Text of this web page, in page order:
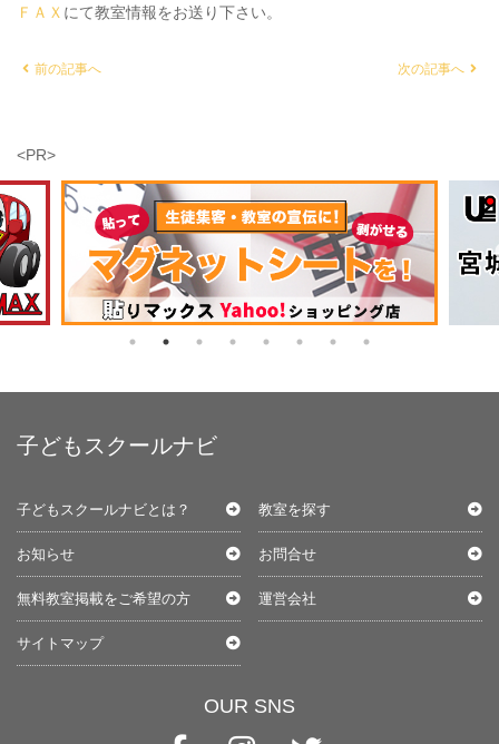
ＦＡＸ にて教室情報をお送り下さい。
前の記事へ 次の記事へ
<PR>
子どもスクールナビ
子どもスクールナビとは？ 教室を探す
お知らせ お問合せ
無料教室掲載をご希望の方 運営会社
サイトマップ
OUR SNS